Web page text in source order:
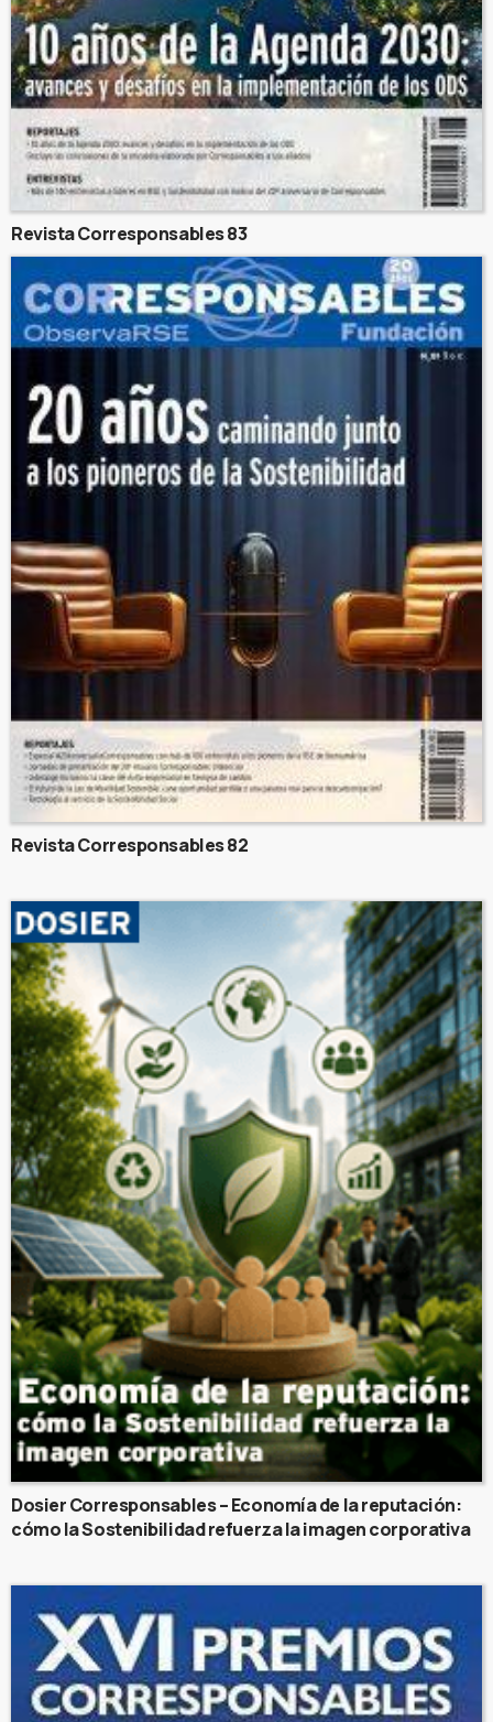
Revista Corresponsables 83
Revista Corresponsables 82
Dosier Corresponsables – Economía de la reputación:
cómo la Sostenibilidad refuerza la imagen corporativa